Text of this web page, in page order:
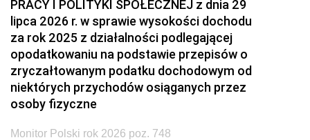
PRACY I POLITYKI SPOŁECZNEJ z dnia 29
lipca 2026 r. w sprawie wysokości dochodu
za rok 2025 z działalności podlegającej
opodatkowaniu na podstawie przepisów o
zryczałtowanym podatku dochodowym od
niektórych przychodów osiąganych przez
osoby fizyczne
Monitor Polski rok 2026 poz. 748